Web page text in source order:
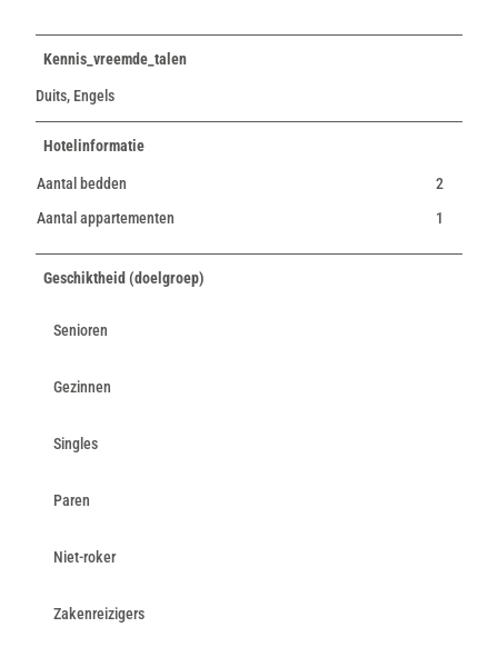
Kennis_vreemde_talen
Duits, Engels
Hotelinformatie
Aantal bedden
2
Aantal appartementen
1
Geschiktheid (doelgroep)
Senioren
Gezinnen
Singles
Paren
Niet-roker
Zakenreizigers